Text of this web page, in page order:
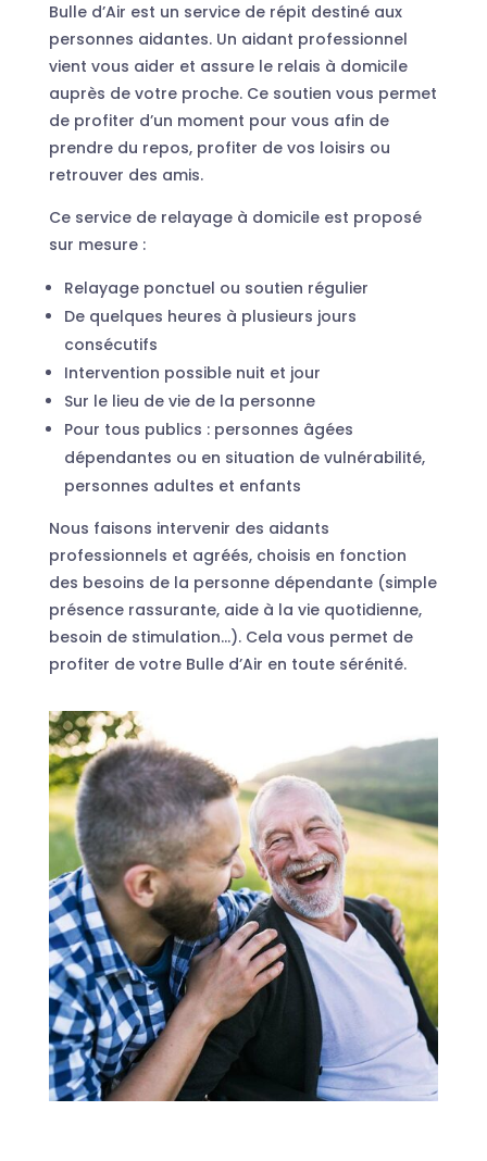
Bulle d’Air est un service de répit destiné aux
personnes aidantes. Un aidant professionnel
vient vous aider et assure le relais à domicile
auprès de votre proche. Ce soutien vous permet
de profiter d’un moment pour vous afin de
prendre du repos, profiter de vos loisirs ou
retrouver des amis.
Ce service de relayage à domicile est proposé
sur mesure :
Relayage ponctuel ou soutien régulier
De quelques heures à plusieurs jours
consécutifs
Intervention possible nuit et jour
Sur le lieu de vie de la personne
Pour tous publics : personnes âgées
dépendantes ou en situation de vulnérabilité,
personnes adultes et enfants
Nous faisons intervenir des aidants
professionnels et agréés, choisis en fonction
des besoins de la personne dépendante (simple
présence rassurante, aide à la vie quotidienne,
besoin de stimulation…). Cela vous permet de
profiter de votre Bulle d’Air en toute sérénité.